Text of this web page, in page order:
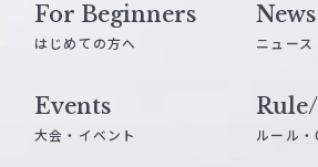
For Beginners
はじめての方へ
News
ニュース
Events
大会・イベント ルール